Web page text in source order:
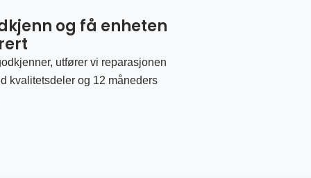
og få enheten
utfører vi reparasjonen
kvalitetsdeler og 12 måneders